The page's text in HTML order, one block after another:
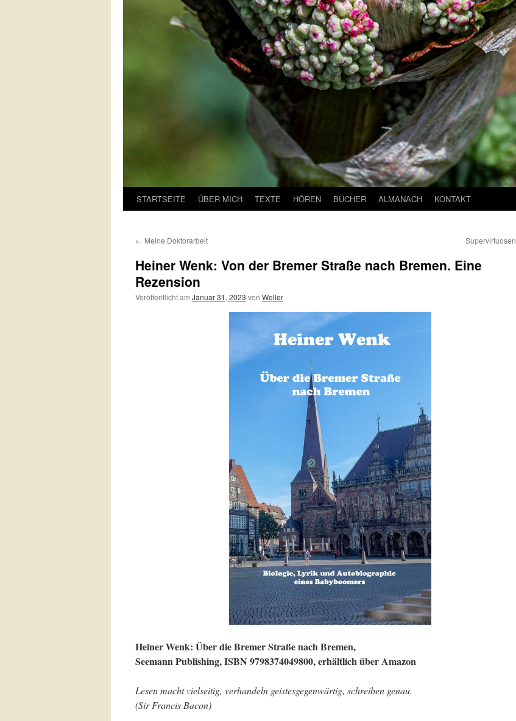
STARTSEITE ÜBER MICH TEXTE HÖREN BÜCHER ALMANACH KONTAKT
← Meine Doktorarbeit Supervirtuosen
Heiner Wenk: Von der Bremer Straße nach Bremen. Eine
Rezension
Veröffentlicht am Januar 31, 2023 von Weller
Heiner Wenk: Über die Bremer Straße nach Bremen,
Seemann Publishing, ISBN 9798374049800, erhältlich über Amazon
Lesen macht vielseitig, verhandeln geistesgegenwärtig, schreiben genau.
(Sir Francis Bacon)